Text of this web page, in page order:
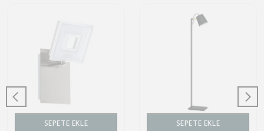
SEPETE EKLE SEPETE EKLE